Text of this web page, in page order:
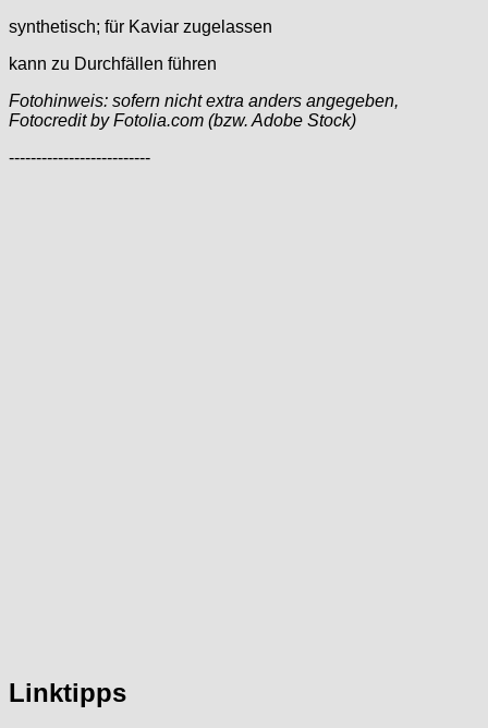
synthetisch; für Kaviar zugelassen
kann zu Durchfällen führen
Fotohinweis: sofern nicht extra anders angegeben,
Fotocredit by Fotolia.com (bzw. Adobe Stock)
--------------------------
Linktipps